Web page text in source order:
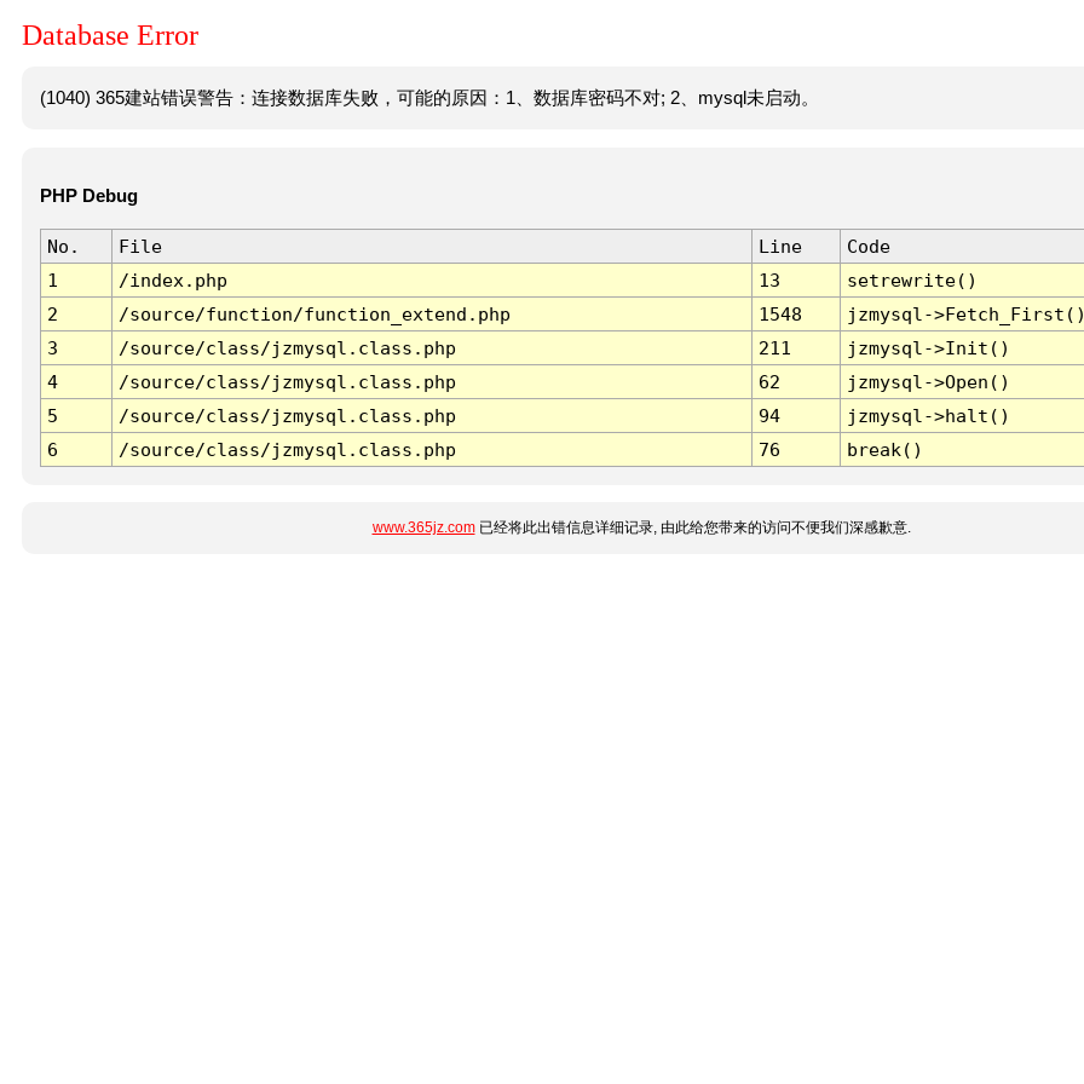
Database Error
(1040) 365建站错误警告：连接数据库失败，可能的原因：1、数据库密码不对; 2、mysql未启动。
PHP Debug
No. File Line
Code
1
/index.php 13
setrewrite()
2
/source/function/function_extend.php 1548
jzmysql-
3
/source/class/jzmysql.class.php 211
jzmysql->Init()
4
/source/class/jzmysql.class.php 62
jzmysql->Open()
5
/source/class/jzmysql.class.php 94
jzmysql->halt()
6
/source/class/jzmysql.class.php 76 break()
www.365jz.com已经将此出错信息详细记录, 由此给您带来的访问不便我们深感歉意.